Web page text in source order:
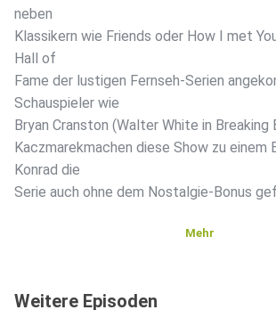
neben
Klassikern wie Friends oder How I met
Hall of
Fame der lustigen Fernseh-Serien
Schauspieler wie
Bryan Cranston (Walter White in Breaking
Kaczmarekmachen diese Show zu einem
Konrad die
Serie auch ohne dem Nostalgie-Bonus
Mehr
Weitere Episoden